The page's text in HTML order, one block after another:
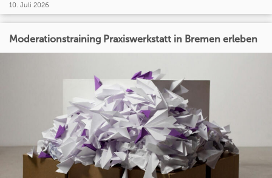
10. Juli 2026
Moderationstraining Praxiswerkstatt in Bremen erleben